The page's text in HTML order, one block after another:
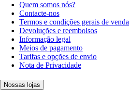
Quem somos nós?
Contacte-nos
Termos e condições gerais de venda
Devoluções e reembolsos
Informação legal
Meios de pagamento
Tarifas e opções de envio
Nota de Privacidade
Nossas lojas